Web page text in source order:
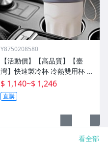
Y8750208580
【活動價】【高品質】【臺
灣】快速製冷杯 冷熱雙用杯 保
溫杯 辦公室水杯 保冰杯 製冷
水杯 車載水杯 充電水杯 恆溫
杯 半
$ 1,140~$ 1,246
直購
看全部